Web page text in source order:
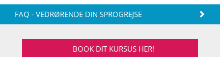
FAQ - VEDRØRENDE DIN SPROGREJSE
BOOK DIT KURSUS HER!